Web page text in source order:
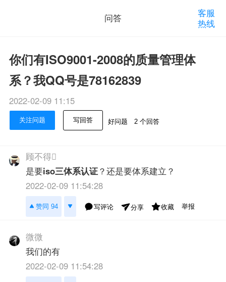
问答
客服
热线
你们有ISO9001-2008的质量管理体
系？我QQ号是78162839
2022-02-09 11:15
关注问题 写回答 好问题 2 个回答
顾不得
是要iso三体系认证？还是要体系建立？
2022-02-09 11:54:28
赞同 94 写评论 分享 收藏 举报
微微
我们的有
2022-02-09 11:54:28